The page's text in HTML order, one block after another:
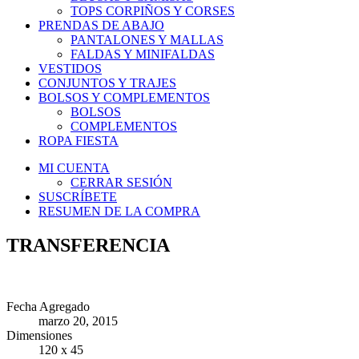
TOPS CORPIÑOS Y CORSES
PRENDAS DE ABAJO
PANTALONES Y MALLAS
FALDAS Y MINIFALDAS
VESTIDOS
CONJUNTOS Y TRAJES
BOLSOS Y COMPLEMENTOS
BOLSOS
COMPLEMENTOS
ROPA FIESTA
MI CUENTA
CERRAR SESIÓN
SUSCRÍBETE
RESUMEN DE LA COMPRA
TRANSFERENCIA
Fecha Agregado
marzo 20, 2015
Dimensiones
120 x 45